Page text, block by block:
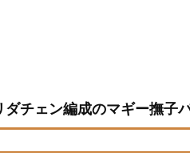
チェン編成のマギー撫子